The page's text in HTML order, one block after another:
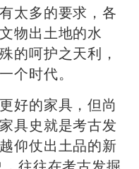
太多的要求，各
物出土地的水
的呵护之天利，
个时代。
好的家具，但尚
具史就是考古发
仰仗出土品的新
往往在考古发掘